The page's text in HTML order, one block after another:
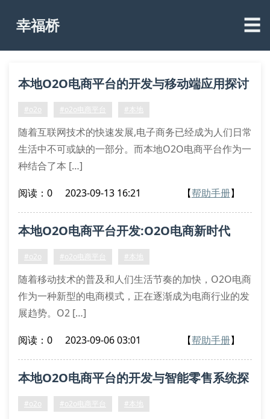
幸福桥 ☰
本地O2O电商平台的开发与移动端应用探讨
#o2o #o2o电商平台 #本地
随着互联网技术的快速发展,电子商务已经成为人们日常
生活中不可或缺的一部分。而本地O2O电商平台作为一
种结合了本 […]
阅读：0 2023-09-13 16:21 【帮助手册】
本地O2O电商平台开发:O2O电商新时代
#o2o #o2o电商平台 #本地
随着移动技术的普及和人们生活节奏的加快，O2O电商
作为一种新型的电商模式，正在逐渐成为电商行业的发
展趋势。O2 […]
阅读：0 2023-09-06 03:01 【帮助手册】
本地O2O电商平台的开发与智能零售系统探
讨
#o2o #o2o电商平台 #本地